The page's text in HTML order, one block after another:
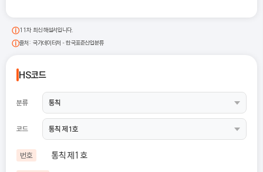
11차 최신 해설서입니다.
출처: 국가데이터처 - 한국표준산업분류
HS코드
분류
코드
번호 통칙 제1호